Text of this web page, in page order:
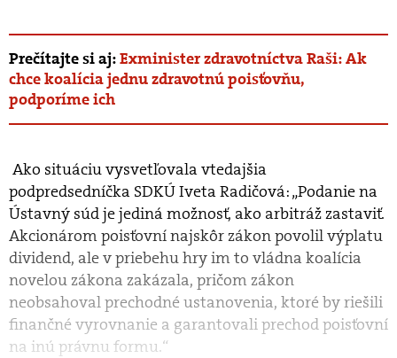
Prečítajte si aj:Exminister zdravotníctva Raši: Ak
chce koalícia jednu zdravotnú poisťovňu,
podporíme ich
Ako situáciu vysvetľovala vtedajšia
podpredsedníčka SDKÚ Iveta Radičová: „Podanie na
Ústavný súd je jediná možnosť, ako arbitráž zastaviť.
Akcionárom poisťovní najskôr zákon povolil výplatu
dividend, ale v priebehu hry im to vládna koalícia
novelou zákona zakázala, pričom zákon
neobsahoval prechodné ustanovenia, ktoré by riešili
finančné vyrovnanie a garantovali prechod poisťovní
na inú právnu formu.“